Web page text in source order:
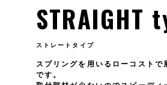
STRAIGHT
ストレートタイプ
スプリングを用いるローコストで
です。